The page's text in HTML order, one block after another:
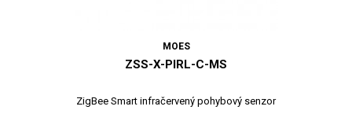
MOES
ZSS-X-PIRL-C-MS
ZigBee Smart infračervený pohybový senzor